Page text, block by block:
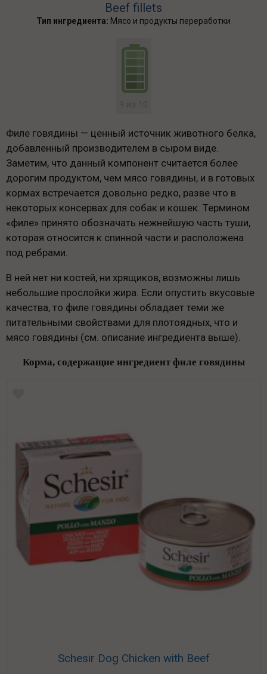
Beef fillets
Тип ингредиента: Мясо и продукты переработки
Филе говядины — ценный источник животного белка,
добавленный производителем в сыром виде.
Заметим, что данный компонент считается более
дорогим продуктом, чем мясо говядины, и в готовых
кормах встречается довольно редко, разве что в
некоторых консервах для собак и кошек. Термином
«филе» принято обозначать нежнейшую часть туши,
которая относится к спинной части и расположена
под ребрами.
В ней нет ни костей, ни хрящиков, возможны лишь
небольшие прослойки жира. Если опустить вкусовые
качества, то филе говядины обладает теми же
питательными свойствами для плотоядных, что и
мясо говядины (см. описание ингредиента выше).
Корма, содержащие ингредиент филе говядины
Schesir Dog Chicken with Beef